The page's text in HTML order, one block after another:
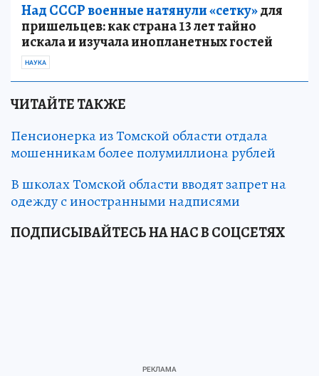
Над СССР военные натянули «сетку»для
пришельцев: как страна 13 лет тайно
искала и изучала инопланетных гостей
НАУКА
ЧИТАЙТЕ ТАКЖЕ
Пенсионерка из Томской области отдала
мошенникам более полумиллиона рублей
В школах Томской области вводят запрет на
одежду с иностранными надписями
ПОДПИСЫВАЙТЕСЬ НА НАС В СОЦСЕТЯХ